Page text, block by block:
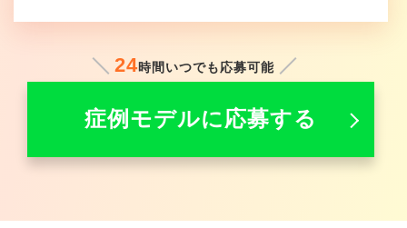
24時間いつでも応募可能
症例モデルに応募する